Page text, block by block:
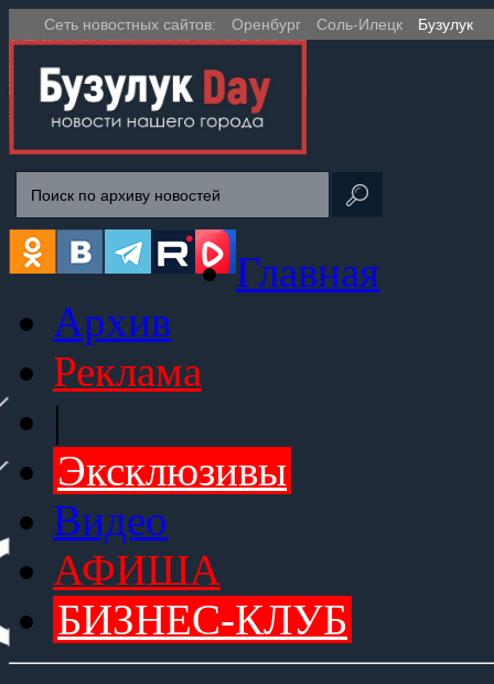
Сеть новостных сайтов: Оренбург Соль-Илецк Бузулук
Главная
Архив
Реклама
|
Эксклюзивы
Видео
АФИША
БИЗНЕС-КЛУБ